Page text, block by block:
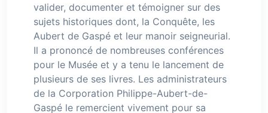
valider, documenter et témoigner sur des
sujets historiques dont, la Conquête, les
Aubert de Gaspé et leur manoir seigneurial.
Il a prononcé de nombreuses conférences
pour le Musée et y a tenu le lancement de
plusieurs de ses livres. Les administrateurs
de la Corporation Philippe-Aubert-de-
Gaspé le remercient vivement pour sa